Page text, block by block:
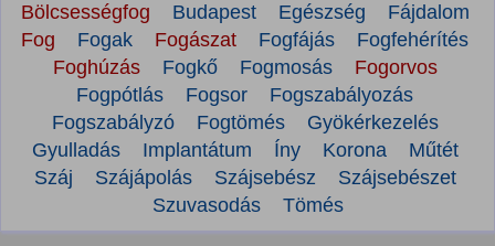
Bölcsességfog Budapest Egészség
Fájdalom
Fog
Fogak Fogászat Fogfájás
Fogfehérítés
Foghúzás
Fogkő Fogmosás
Fogorvos
Fogpótlás
Fogsor
Fogszabályozás
Fogszabályzó
Fogtömés
Gyökérkezelés
Gyulladás
Implantátum Íny Korona
Műtét
Száj
Szájápolás Szájsebész
Szájsebészet
Szuvasodás
Tömés